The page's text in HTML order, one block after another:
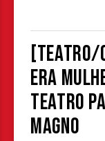
era
Teatro
Magno